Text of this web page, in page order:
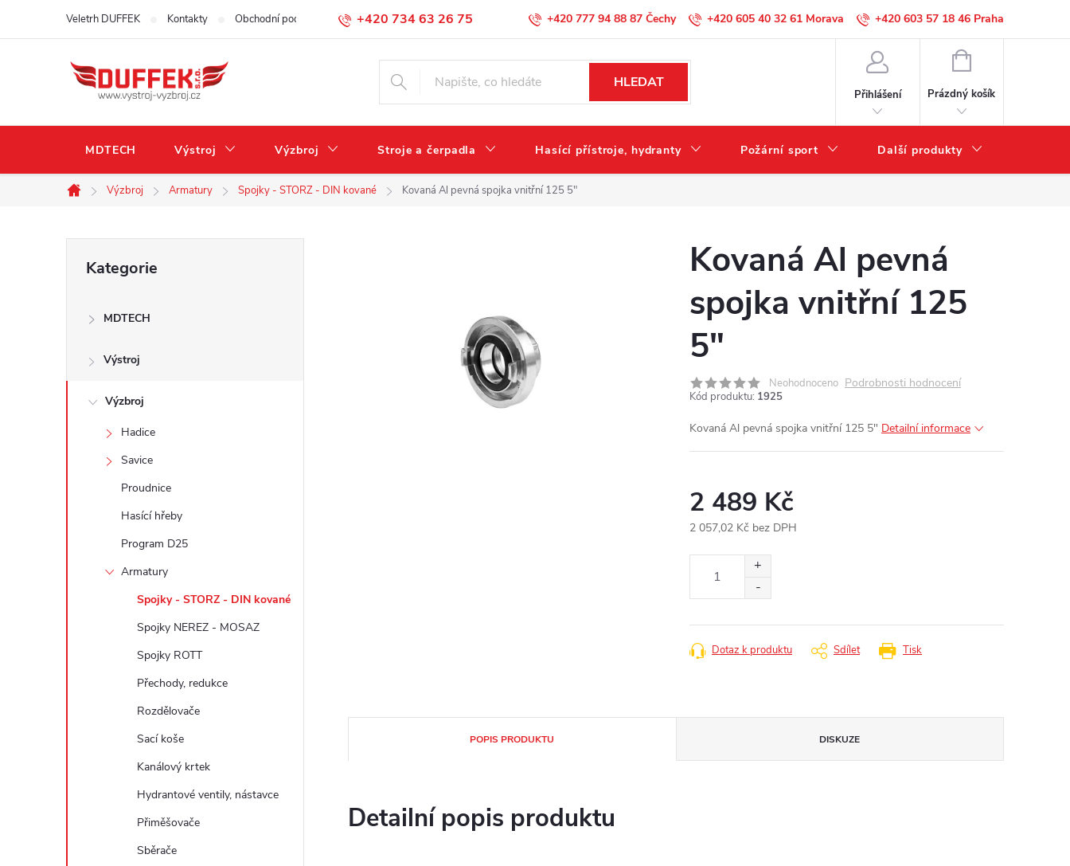
+420 734 63 26 75
Veletrh DUFFEK Kontakty Obchodní podmínky Podmínky ochrany osobních údajů +420 777 94 88 87 +420 605 40 32 61 +420 603 57 18 46
HLEDAT
Přihlášení
NÁKUPNÍ
Prázdný košík
MDTECH Výstroj Výzbroj Stroje a čerpadla Hasící přístroje, hydranty Požární sport Další produkty
Domů
Výzbroj Armatury Spojky - STORZ - DIN kované Kovaná Al pevná spojka vnitřní 125 5"
t
kategorie
Kategorie
MDTECH
Výstroj
Výzbroj
Hadice
Savice
Proudnice
Hasící hřeby
Program D25
Armatury
Spojky - STORZ - DIN kované
Spojky NEREZ - MOSAZ
Spojky ROTT
Přechody, redukce
Rozdělovače
Sací koše
Kanálový krtek
Hydrantové ventily, nástavce
Přiměšovače
Sběrače
Kovaná Al pevná
spojka vnitřní 125
5"
Neohodnoceno Podrobnosti hodnocení
Kód produktu: 1925
Kovaná Al pevná spojka vnitřní 125 5" Detailní informace
2 489 Kč
2 057,02 Kč bez DPH
Tisk
Dotaz k produktu Sdílet
POPIS PRODUKTU DISKUZE
Detailní popis produktu